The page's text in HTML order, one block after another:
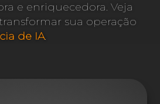
e enriquecedora. Veja
sua operação
de IA.